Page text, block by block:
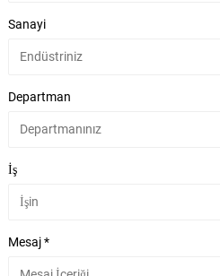
Sanayi
Departman
İş
Mesaj *